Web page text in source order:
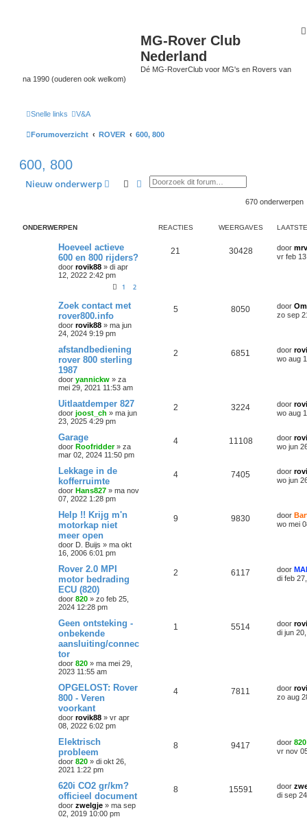
MG-Rover Club
Nederland
Dé MG-RoverClub voor MG's en Rovers van
na 1990 (ouderen ook welkom)
Snelle links V&A
Forumoverzicht ROVER 600, 800
600, 800
Nieuw onderwerp Zoek Uitgebreid zoeken
670 onderwerpen
ONDERWERPEN REACTIES WEERGAVES
Hoeveel actieve
600 en 800 rijders?
door rovik88 » di apr
12, 2022 2:42 pm
1 2
21 30428 door
vr feb
Zoek contact met
rover800.info
door rovik88 » ma jun
24, 2024 9:19 pm
5 8050 door
zo sep
afstandbediening
rover 800 sterling
1987
door yannickw » za
mei 29, 2021 11:53 am
2 6851 door
wo aug
Uitlaatdemper 827
door joost_ch » ma jun
23, 2025 4:29 pm
2 3224 door
wo aug
Garage
door Roofridder» za
mar 02, 2024 11:50 pm
4 11108 door
wo jun
Lekkage in de
kofferruimte
door Hans827 » ma nov
07, 2022 1:28 pm
4 7405 door
wo jun
Help !! Krijg m'n
motorkap niet
meer open
door D. Buijs » ma okt
16, 2006 6:01 pm
9 9830 door
wo mei
Rover 2.0 MPI
motor bedrading
ECU (820)
door 820 » zo feb 25,
2024 12:28 pm
2 6117 door
di feb
Geen ontsteking -
onbekende
aansluiting/connec
tor
door 820 » ma mei 29,
2023 11:55 am
1 5514 door
di jun
OPGELOST: Rover
800 - Veren
voorkant
door rovik88 » vr apr
08, 2022 6:02 pm
4 7811 door
zo aug
Elektrisch
probleem
door 820 » di okt 26,
2021 1:22 pm
8 9417 door 820
vr nov
620i CO2 gr/km?
officieel document
door zwelgje » ma sep
02, 2019 10:00 pm
8 15591 door
di sep